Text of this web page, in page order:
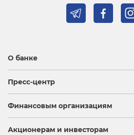
О банке
Пресс-центр
Финансовым организациям
Акционерам и инвесторам